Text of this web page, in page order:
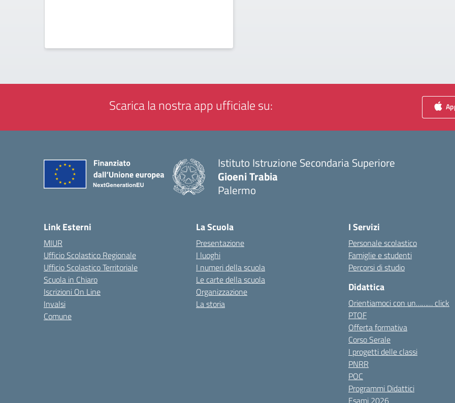
Scarica la nostra app ufficiale su:
Istituto Istruzione Secondaria Superiore
Gioeni Trabia
Palermo
Link Esterni
MIUR
Ufficio Scolastico Regionale
Ufficio Scolastico Territoriale
Scuola in Chiaro
Iscrizioni On Line
Invalsi
Comune
La Scuola
Presentazione
I luoghi
I numeri della scuola
Le carte della scuola
Organizzazione
La storia
I Servizi
Personale scolastico
Famiglie e studenti
Percorsi di studio
Didattica
Orientiamoci con un……… click
PTOF
Offerta formativa
Corso Serale
I progetti delle classi
PNRR
POC
Programmi Didattici
Esami 2026